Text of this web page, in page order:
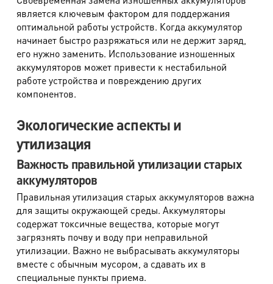
является ключевым фактором для поддержания
оптимальной работы устройств. Когда аккумулятор
начинает быстро разряжаться или не держит заряд,
его нужно заменить. Использование изношенных
аккумуляторов может привести к нестабильной
работе устройства и повреждению других
компонентов.
Экологические аспекты и
утилизация
Важность правильной утилизации старых
аккумуляторов
Правильная утилизация старых аккумуляторов важна
для защиты окружающей среды. Аккумуляторы
содержат токсичные вещества, которые могут
загрязнять почву и воду при неправильной
утилизации. Важно не выбрасывать аккумуляторы
вместе с обычным мусором, а сдавать их в
специальные пункты приема.